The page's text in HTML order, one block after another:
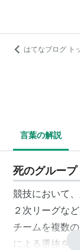
はてなブログ ト
言葉の解説
死のグループ
競技において
２次リーグな
チームを複数
による選抜を